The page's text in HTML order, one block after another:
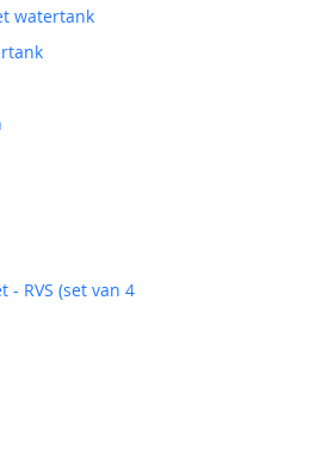
watertank
RVS (set van 4